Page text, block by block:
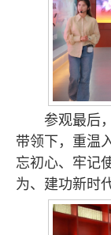
参观最后
带领下，重温
忘初心、牢记
为、建功新时